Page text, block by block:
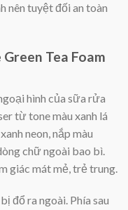
nên tuyệt đối an toàn
Tea Foam
hình của sữa rửa
từ tone màu xanh lá
neon, nắp màu
chữ ngoài bao bì.
giác mát mẻ, trẻ trung.
đổ ra ngoài. Phía sau